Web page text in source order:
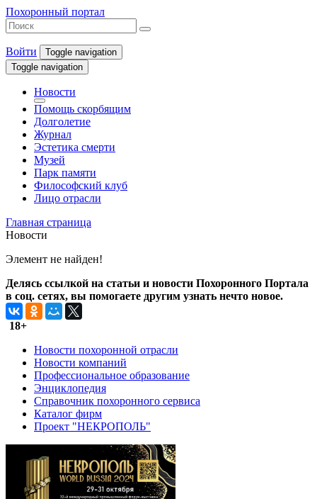
Похоронный портал
Войти
Toggle navigation
Toggle navigation
Новости
Помощь скорбящим
Долголетие
Журнал
Эстетика смерти
Музей
Парк памяти
Философский клуб
Лицо отрасли
Главная страница
Новости
Элемент не найден!
Делясь ссылкой на статьи и новости Похоронного Портала
в соц. сетях, вы помогаете другим узнать нечто новое.
18+
Новости похоронной отрасли
Новости компаний
Профессиональное образование
Энциклопедия
Справочник похоронного сервиса
Каталог фирм
Проект "НЕКРОПОЛЬ"